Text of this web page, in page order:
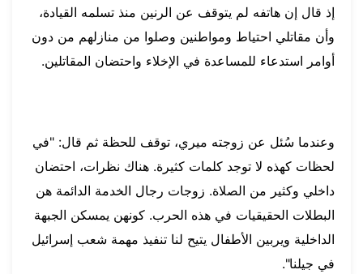
إذ قال إن هاتفه لم يتوقف عن الرنين منذ تسلمه القيادة،
وأن مقاتلي احتياط ومواطنين وصلوا من منازلهم من دون
أوامر استدعاء للمساعدة في الإخلاء واحتضان المقاتلين.
وعندما سُئل عن زوجته ميري، توقف للحظة ثم قال: "في
لحظات كهذه لا توجد كلمات كثيرة. هناك نظرات، احتضان
داخلي وكثير من الصلاة. زوجات رجال الخدمة الدائمة هن
البطلات الحقيقيات في هذه الحرب. كونهن يمسكن الجبهة
الداخلية ويربين الأطفال يتيح لنا تنفيذ مهمة شعب إسرائيل
في جيلنا".